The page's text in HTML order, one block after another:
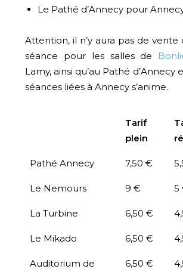
Le Pathé d’Annecy pour
Attention, il n’y aura pas de vente
séance pour les salles de
Lamy, ainsi qu’au Pathé d’Annecy
séances liées à Annecy s’anime.
Tarif
plein
Pathé Annecy 7,50 €
Le Nemours 9 € 5
La Turbine 6,50 €
Le Mikado 6,50 €
Auditorium de
6,50 €